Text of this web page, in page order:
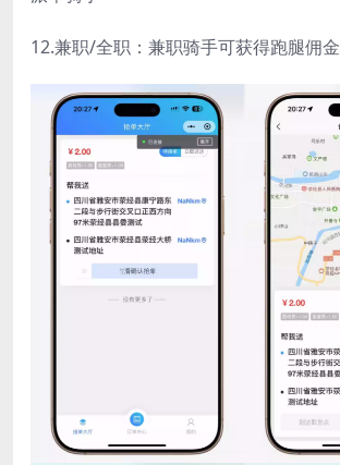
12.兼职/全职：兼职骑手可获得跑腿佣金